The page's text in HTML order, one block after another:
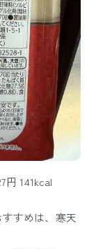
141kcal
すめは、寒天